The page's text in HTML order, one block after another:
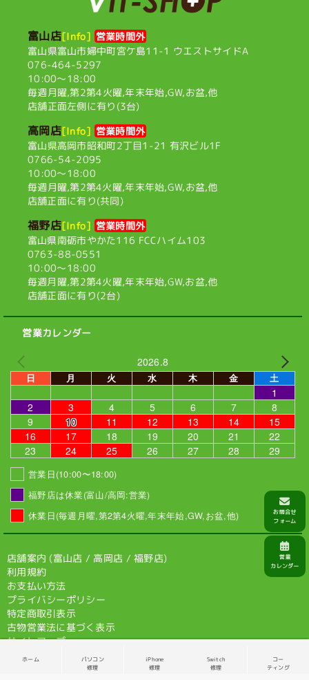
富山店[Info] 営業時間外
富山県富山市婦中町宮ケ島11-1 ウエストサイドA
076-464-5297
10:00〜18:00
毎週月曜,第2第4火曜,年末年始,GW,お盆,他
店舗正面左側に有り(3台)
高岡店[Info] 営業時間外
富山県高岡市昭和町2丁目1-21 有沢ビル1F
0766-54-2095
10:00〜18:00
毎週月曜,第2第4火曜,年末年始,GW,お盆,他
店舗正面に有り(共同)
福野店[Info] 営業時間外
富山県南砺市やかた116 FCCハイム103
0763-88-0551
10:00〜18:00
毎週月曜,第2第4火曜,年末年始,GW,お盆,他
店舗正面に有り(2台)
営業カレンダー
2026.8
日 月 火 水 木 金 土
1
2
3 4 5 6 7
8
9
10 11 12 13 14
15
16
17 18 19 20 21
22
23
24 25 26 27 28 29
営業日(10:00〜18:00)
福野店は休業(富山/高岡:営業)
休業日(毎週月曜,第2第4火曜,年末年始,GW,お盆,他)
店舗案内 (富山店 / 高岡店 /福野店)
利用規約
お支払い方法
プライバシーポリシー
特定商取引表示
古物営業法に基づく表示
サイトマップ
© 2026 VIT-SHOP
ホーム パソコン
修理
iPhone
修理
Switch
修理
コー
ティング